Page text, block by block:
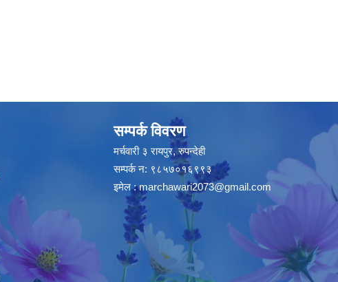
सम्पर्क विवरण
मर्चवारी ३ रायपुर, रुपन्देही
सम्पर्क न: ९८५७०१६९९३
इमेल :marchawari2073@gmail.com